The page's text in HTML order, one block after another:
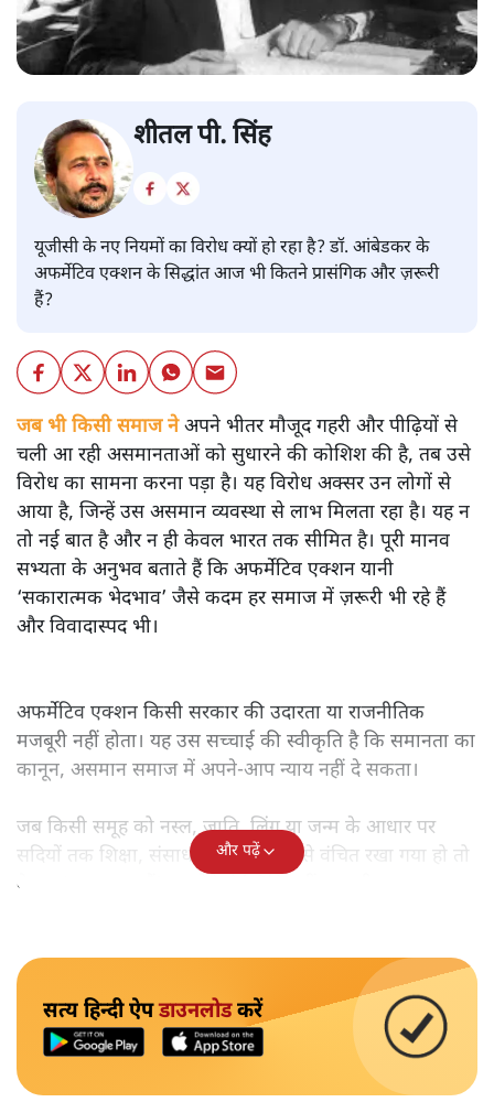
शीतल पी. सिंह
यूजीसी के नए नियमों का विरोध क्यों हो रहा है? डॉ. आंबेडकर के
अफर्मेटिव एक्शन के सिद्धांत आज भी कितने प्रासंगिक और ज़रूरी
हैं?
जब भी किसी समाज नेअपने भीतर मौजूद गहरी और पीढ़ियों से
चली आ रही असमानताओं को सुधारने की कोशिश की है, तब उसे
विरोध का सामना करना पड़ा है। यह विरोध अक्सर उन लोगों से
आया है, जिन्हें उस असमान व्यवस्था से लाभ मिलता रहा है। यह न
तो नई बात है और न ही केवल भारत तक सीमित है। पूरी मानव
सभ्यता के अनुभव बताते हैं कि अफर्मेटिव एक्शन यानी
‘सकारात्मक भेदभाव’ जैसे कदम हर समाज में ज़रूरी भी रहे हैं
और विवादास्पद भी।
अफर्मेटिव एक्शन किसी सरकार की उदारता या राजनीतिक
मजबूरी नहीं होता। यह उस सच्चाई की स्वीकृति है कि समानता का
कानून, असमान समाज में अपने-आप न्याय नहीं दे सकता।
जब किसी समूह को नस्ल, जाति, लिंग या जन्म के आधार पर
सदियों तक शिक्षा, संसाधनों और सम्मान से वंचित रखा गया हो तो
केवल ‘सब बराबर हैं’ कह देने से स्थिति नहीं बदलती।
और पढ़ें
सत्य हिन्दी ऐपडाउनलोडकरें